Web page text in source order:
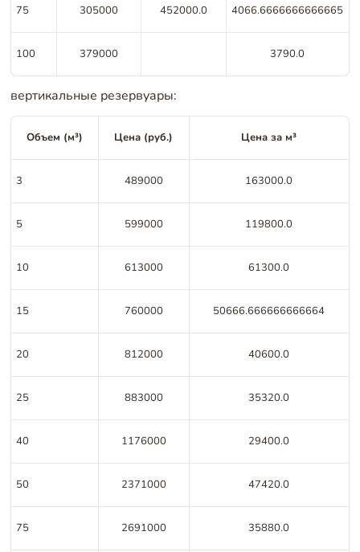
75 305000 452000.0 4066.6666666666665
100 379000 3790.0
вертикальные резервуары:
Объем (м³) Цена (руб.) Цена за м³
3 489000 163000.0
5 599000 119800.0
10 613000 61300.0
15 760000 50666.666666666664
20 812000 40600.0
25 883000 35320.0
40 1176000 29400.0
50 2371000 47420.0
75 2691000 35880.0